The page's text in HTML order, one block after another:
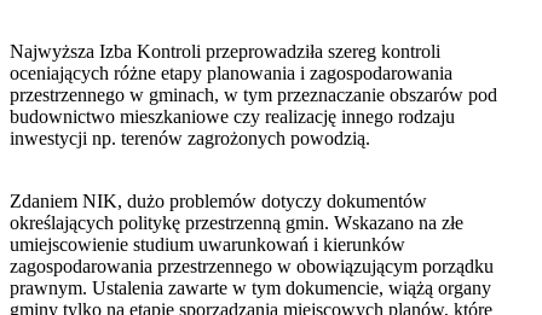
Najwyższa Izba Kontroli przeprowadziła szereg kontroli
oceniających różne etapy planowania i zagospodarowania
przestrzennego w gminach, w tym przeznaczanie obszarów pod
budownictwo mieszkaniowe czy realizację innego rodzaju
inwestycji np. terenów zagrożonych powodzią.
Zdaniem NIK, dużo problemów dotyczy dokumentów
określających politykę przestrzenną gmin. Wskazano na złe
umiejscowienie studium uwarunkowań i kierunków
zagospodarowania przestrzennego w obowiązującym porządku
prawnym. Ustalenia zawarte w tym dokumencie, wiążą organy
gminy tylko na etapie sporządzania miejscowych planów, które